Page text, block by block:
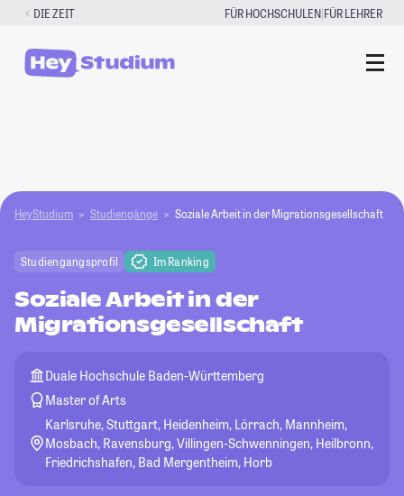
Zum
springen
DIE ZEIT FÜR HOCHSCHULEN|FÜR LEHRER
HeyStudium Studiengänge Soziale Arbeit in der Migrationsgesellschaft
Studiengangsprofil Im Ranking
Soziale Arbeit in der
Migrationsgesellschaft
Duale Hochschule Baden-Württemberg
Master of Arts
Karlsruhe, Stuttgart, Heidenheim, Lörrach, Mannheim,
Mosbach, Ravensburg, Villingen-Schwenningen, Heilbronn,
Friedrichshafen, Bad Mergentheim, Horb